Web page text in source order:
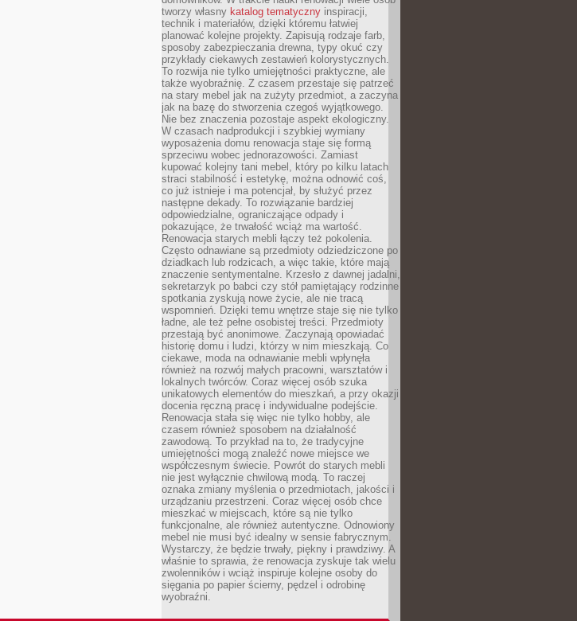
tworzy własny katalog tematyczny inspiracji,
technik i materiałów, dzięki któremu łatwiej
planować kolejne projekty. Zapisują rodzaje farb,
sposoby zabezpieczania drewna, typy okuć czy
przykłady ciekawych zestawień kolorystycznych.
To rozwija nie tylko umiejętności praktyczne, ale
także wyobraźnię. Z czasem przestaje się patrzeć
na stary mebel jak na zużyty przedmiot, a zaczyna
jak na bazę do stworzenia czegoś wyjątkowego.
Nie bez znaczenia pozostaje aspekt ekologiczny.
W czasach nadprodukcji i szybkiej wymiany
wyposażenia domu renowacja staje się formą
sprzeciwu wobec jednorazowości. Zamiast
kupować kolejny tani mebel, który po kilku latach
straci stabilność i estetykę, można odnowić coś,
co już istnieje i ma potencjał, by służyć przez
następne dekady. To rozwiązanie bardziej
odpowiedzialne, ograniczające odpady i
pokazujące, że trwałość wciąż ma wartość.
Renowacja starych mebli łączy też pokolenia.
Często odnawiane są przedmioty odziedziczone po
dziadkach lub rodzicach, a więc takie, które mają
znaczenie sentymentalne. Krzesło z dawnej jadalni,
sekretarzyk po babci czy stół pamiętający rodzinne
spotkania zyskują nowe życie, ale nie tracą
wspomnień. Dzięki temu wnętrze staje się nie tylko
ładne, ale też pełne osobistej treści. Przedmioty
przestają być anonimowe. Zaczynają opowiadać
historię domu i ludzi, którzy w nim mieszkają. Co
ciekawe, moda na odnawianie mebli wpłynęła
również na rozwój małych pracowni, warsztatów i
lokalnych twórców. Coraz więcej osób szuka
unikatowych elementów do mieszkań, a przy okazji
docenia ręczną pracę i indywidualne podejście.
Renowacja stała się więc nie tylko hobby, ale
czasem również sposobem na działalność
zawodową. To przykład na to, że tradycyjne
umiejętności mogą znaleźć nowe miejsce we
współczesnym świecie. Powrót do starych mebli
nie jest wyłącznie chwilową modą. To raczej
oznaka zmiany myślenia o przedmiotach, jakości i
urządzaniu przestrzeni. Coraz więcej osób chce
mieszkać w miejscach, które są nie tylko
funkcjonalne, ale również autentyczne. Odnowiony
mebel nie musi być idealny w sensie fabrycznym.
Wystarczy, że będzie trwały, piękny i prawdziwy. A
właśnie to sprawia, że renowacja zyskuje tak wielu
zwolenników i wciąż inspiruje kolejne osoby do
sięgania po papier ścierny, pędzel i odrobinę
wyobraźni.